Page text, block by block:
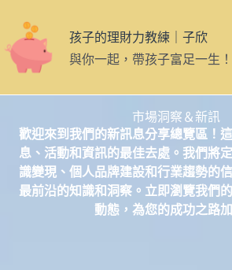
孩子的理財力教練｜子欣
與你一起，帶孩子富足一生！
市場洞察＆新訊
歡迎來到我們的新訊息分享總覽區！
息、活動和資訊的最佳去處。我們將
識變現、個人品牌建設和行業趨勢的
最前沿的知識和洞察。立即瀏覽我們
動態，為您的成功之路加